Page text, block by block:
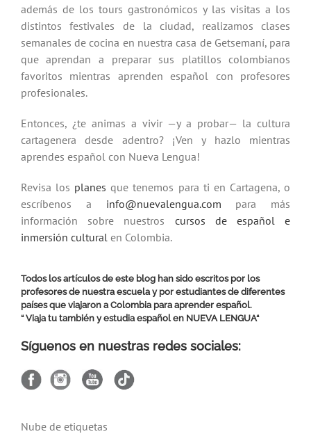
además de los tours gastronómicos y las visitas a los
distintos festivales de la ciudad, realizamos clases
semanales de cocina en nuestra casa de Getsemaní, para
que aprendan a preparar sus platillos colombianos
favoritos mientras aprenden español con profesores
profesionales.
Entonces, ¿te animas a vivir —y a probar— la cultura
cartagenera desde adentro? ¡Ven y hazlo mientras
aprendes español con Nueva Lengua!
Revisa los planes que tenemos para ti en Cartagena, o
escríbenos a info@nuevalengua.com para más
información sobre nuestros cursos de español e
inmersión culturalen Colombia.
Todos los artículos de este blog han sido escritos por los
profesores de nuestra escuela y por estudiantes de diferentes
países que viajaron a Colombia para aprender español.
“ Viaja tu también y estudia español en NUEVA LENGUA“
Síguenos en nuestras redes sociales:
Nube de etiquetas